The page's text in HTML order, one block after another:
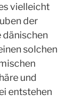
vielleicht
der
dänischen
solchen
und
entstehen